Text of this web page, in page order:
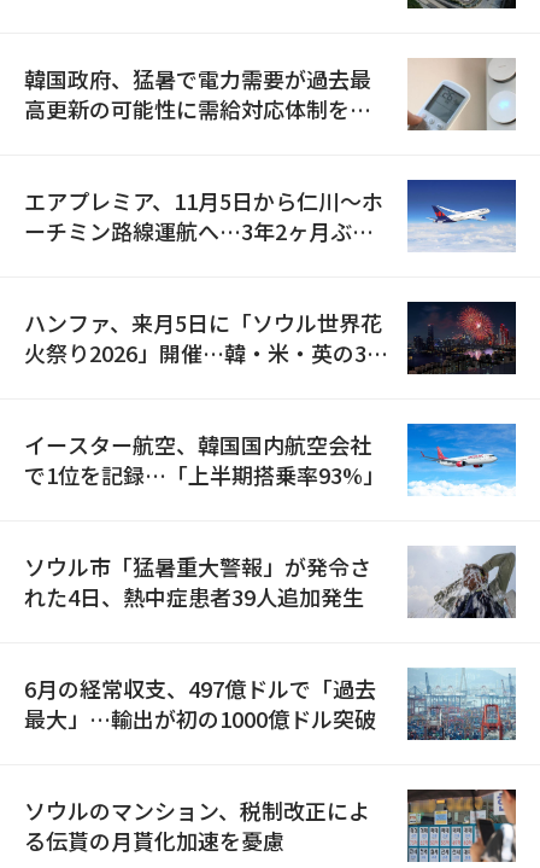
韓国政府、猛暑で電力需要が過去最
高更新の可能性に需給対応体制を点
エアプレミア、11月5日から仁川〜ホ
ーチミン路線運航へ…3年2ヶ月ぶり
ハンファ、来月5日に「ソウル世界花
火祭り2026」開催…韓・米・英の3カ
イースター航空、韓国国内航空会社
で1位を記録…「上半期搭乗率93%」
ソウル市「猛暑重大警報」が発令さ
れた4日、熱中症患者39人追加発生
6月の経常収支、497億ドルで「過去
最大」…輸出が初の1000億ドル突破
ソウルのマンション、税制改正によ
る伝貰の月貰化加速を憂慮